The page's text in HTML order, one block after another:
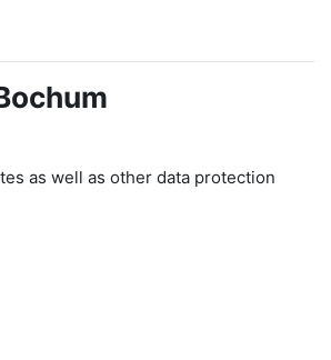
as well as other data protection